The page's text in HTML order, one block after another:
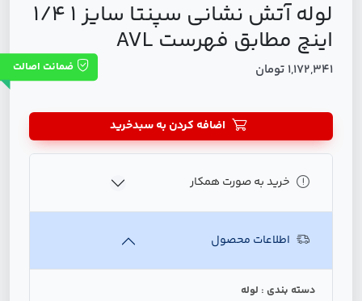
لوله آتش نشانی سپنتا سایز 1 1/4
اینچ مطابق فهرست AVL
1,172,341 تومان ضمانت اصالت
اضافه کردن به سبدخرید
خرید به صورت همکار
اطلاعات محصول
دسته بندی : لوله